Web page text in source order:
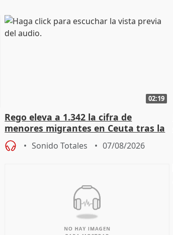
02:19
Rego eleva a 1.342 la cifra de
menores migrantes en Ceuta tras la
entrada masiva
Sonido Totales 07/08/2026